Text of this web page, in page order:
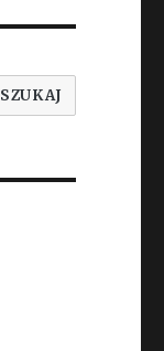
SZUKAJ